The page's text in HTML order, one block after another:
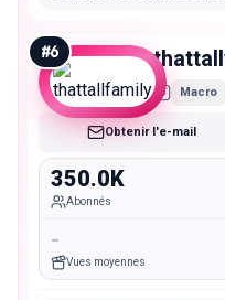
#6
Macro
Obtenir l'e-mail
350.0K
Abonnés
-
Vues moyennes